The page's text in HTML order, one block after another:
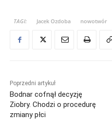
TAGI: Jacek Ozdoba nowotwór
Poprzedni artykuł
Bodnar cofnął decyzję
Ziobry. Chodzi o procedurę
zmiany płci